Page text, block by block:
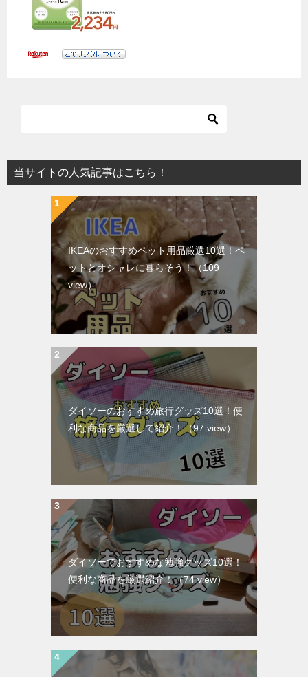
当サイトの人気記事はこちら！
IKEAのおすすめペット用品厳選10選！ペ
ットとオシャレに暮らそう！（109
view）
ダイソーのおすすめ旅行グッズ10選！便
利な商品を厳選して紹介！（97 view）
ダイソーでおすすめな勉強グッズ10選！
便利な商品を厳選紹介！（74 view）